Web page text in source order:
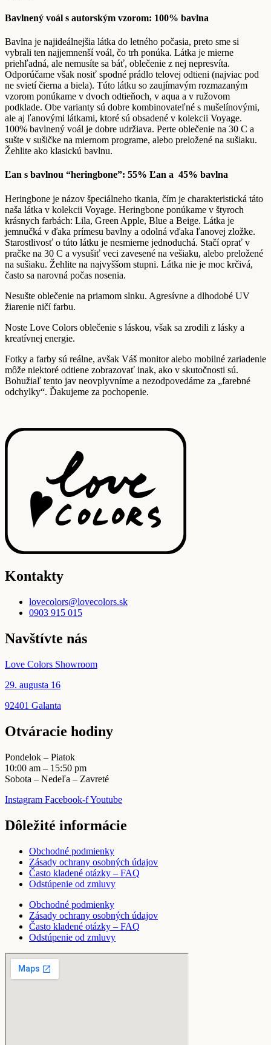
Bavlnený voál s autorským vzorom: 100% bavlna
Bavlna je najideálnejšia látka do letného počasia, preto sme si
vybrali ten najjemnenší voál, čo trh ponúka. Látka je mierne
priehľadná, ale nemusíte sa báť, oblečenie z nej nepresvíta.
Odporúčame však nosiť spodné prádlo telovej odtieni (najviac pod
ne svietí čierna a biela). Túto látku so zaujímavým rozmazaným
vzorom ponúkame v dvoch odtieňoch, v aqua a v ružovom
podklade. Obe varianty sú dobre kombinovateľné s mušelínovými,
ale aj ľanovými látkami, ktoré sú obsadené v kolekcii Voyage.
100% bavlnený voál je dobre udržiava. Perte oblečenie na 30 C a
sušte v sušičke na miernom programe, alebo preložené na sušiaku.
Žehlite ako klasickú bavlnu.
Ľan s bavlnou “heringbone”: 55% Ľan a 45% bavlna
Heringbone je názov špeciálneho tkania, čím je charakteristická táto
naša látka v kolekcii Voyage. Heringbone ponúkame v štyroch
krásnych farbách: Lila, Green Apple, Blue a Beige. Látka je
jemnučká v ďaka prímesu bavlny a odolná vďaka ľanovej zložke.
Starostlivosť o túto látku je nesmierne jednoduchá. Stačí oprať v
pračke na 30 C a vysušiť veci zavesené na vešiaku, alebo preložené
na sušiaku. Žehlite na najvyššom stupni. Látka nie je moc krčivá,
často sa narovná počas nosenia.
Nesušte oblečenie na priamom slnku. Agresívne a dlhodobé UV
žiarenie ničí farbu.
Noste Love Colors oblečenie s láskou, však sa zrodili z lásky a
kreatívnej energie.
Fotky a farby sú reálne, avšak Váš monitor alebo mobilné zariadenie
môže niektoré odtiene zobrazovať inak, ako v skutočnosti sú.
Bohužiaľ tento jav neovplyvníme a nezodpovedáme za „farebné
odchylky“. Ďakujeme za pochopenie.
Kontakty
lovecolors@lovecolors.sk
0903 915 015
Navštívte nás
Love Colors Showroom
29. augusta 16
92401 Galanta
Otváracie hodiny
Pondelok – Piatok
10:00 am – 15:50 pm
Sobota – Nedeľa – Zavreté
Instagram Facebook-fYoutube
Dôležité informácie
Obchodné podmienky
Zásady ochrany osobných údajov
Často kladené otázky – FAQ
Odstúpenie od zmluvy
Obchodné podmienky
Zásady ochrany osobných údajov
Často kladené otázky – FAQ
Odstúpenie od zmluvy